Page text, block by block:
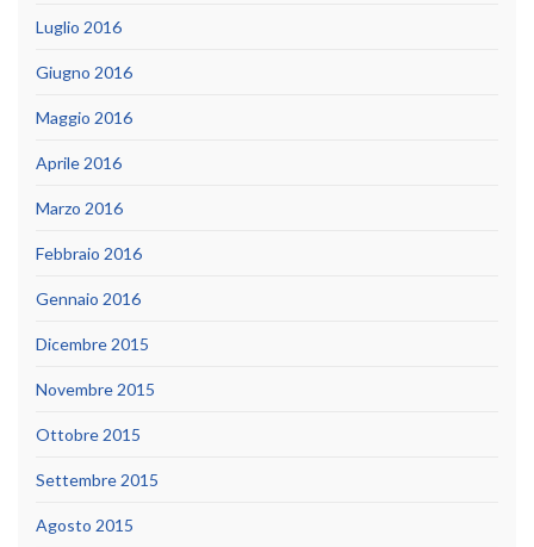
Luglio 2016
Giugno 2016
Maggio 2016
Aprile 2016
Marzo 2016
Febbraio 2016
Gennaio 2016
Dicembre 2015
Novembre 2015
Ottobre 2015
Settembre 2015
Agosto 2015